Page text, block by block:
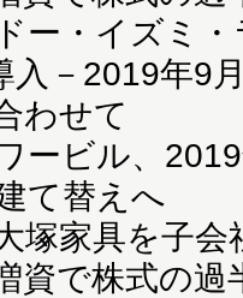
ー・イズミ
入－2019年9
わせて
ービル、
て替えへ
塚家具を子
資で株式の過